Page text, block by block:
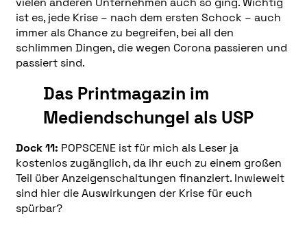
ist es, jede Krise – nach dem ersten Schock – auch
immer als Chance zu begreifen, bei all den
schlimmen Dingen, die wegen Corona passieren und
passiert sind.
Das Printmagazin im
Mediendschungel als USP
Dock 11: POPSCENE ist für mich als Leser ja
kostenlos zugänglich, da ihr euch zu einem großen
Teil über Anzeigenschaltungen finanziert. Inwieweit
sind hier die Auswirkungen der Krise für euch
spürbar?